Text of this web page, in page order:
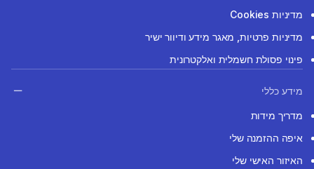
מדיניות Cookies
מדיניות פרטיות, מאגר מידע ודיוור ישיר
פינוי פסולת חשמלית ואלקטרונית
מידע כללי
מדריך מידות
איפה ההזמנה שלי
האיזור האישי שלי